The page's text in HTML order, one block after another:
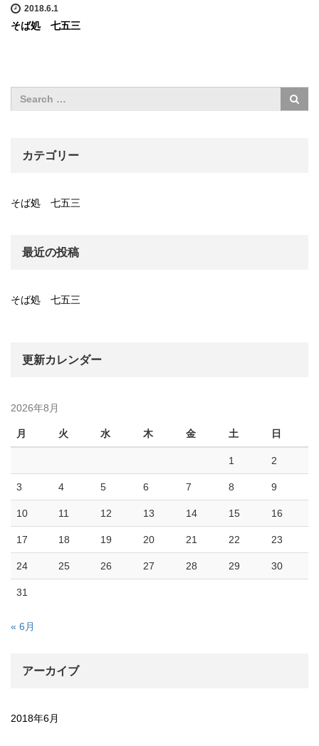
2018.6.1
そば処 七五三
カテゴリー
そば処 七五三
最近の投稿
そば処 七五三
更新カレンダー
2026年8月
月 火 水 木 金 土 日
1 2
3 4 5 6 7 8 9
10 11 12 13 14 15 16
17 18 19 20 21 22 23
24 25 26 27 28 29 30
31
« 6月
アーカイブ
2018年6月